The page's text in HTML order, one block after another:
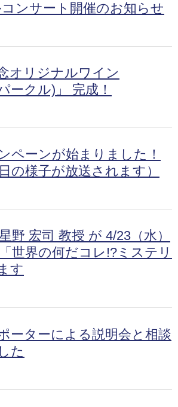
ンサート開催のお知らせ
オリジナルワイン
ークル)」 完成！
ペーンが始まりました！
の様子が放送されます）
野 宏司 教授 が 4/23（水）
世界の何だコレ!?ミステリ
す
ーターによる説明会と相談
た